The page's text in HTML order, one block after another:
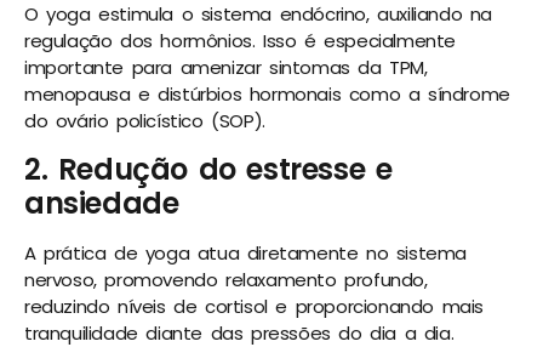
O yoga estimula o sistema endócrino, auxiliando na
regulação dos hormônios. Isso é especialmente
importante para amenizar sintomas da TPM,
menopausa e distúrbios hormonais como a síndrome
do ovário policístico (SOP).
2. Redução do estresse e
ansiedade
A prática de yoga atua diretamente no sistema
nervoso, promovendo relaxamento profundo,
reduzindo níveis de cortisol e proporcionando mais
tranquilidade diante das pressões do dia a dia.